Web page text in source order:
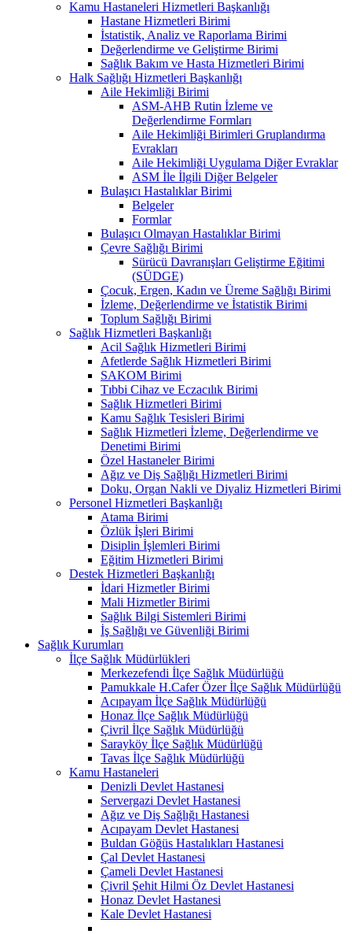
Kamu Hastaneleri Hizmetleri Başkanlığı
Hastane Hizmetleri Birimi
İstatistik, Analiz ve Raporlama Birimi
Değerlendirme ve Geliştirme Birimi
Sağlık Bakım ve Hasta Hizmetleri Birimi
Halk Sağlığı Hizmetleri Başkanlığı
Aile Hekimliği Birimi
ASM-AHB Rutin İzleme ve
Değerlendirme Formları
Aile Hekimliği Birimleri Gruplandırma
Evrakları
Aile Hekimliği Uygulama Diğer Evraklar
ASM İle İlgili Diğer Belgeler
Bulaşıcı Hastalıklar Birimi
Belgeler
Formlar
Bulaşıcı Olmayan Hastalıklar Birimi
Çevre Sağlığı Birimi
Sürücü Davranışları Geliştirme Eğitimi
(SÜDGE)
Çocuk, Ergen, Kadın ve Üreme Sağlığı Birimi
İzleme, Değerlendirme ve İstatistik Birimi
Toplum Sağlığı Birimi
Sağlık Hizmetleri Başkanlığı
Acil Sağlık Hizmetleri Birimi
Afetlerde Sağlık Hizmetleri Birimi
SAKOM Birimi
Tıbbi Cihaz ve Eczacılık Birimi
Sağlık Hizmetleri Birimi
Kamu Sağlık Tesisleri Birimi
Sağlık Hizmetleri İzleme, Değerlendirme ve
Denetimi Birimi
Özel Hastaneler Birimi
Ağız ve Diş Sağlığı Hizmetleri Birimi
Doku, Organ Nakli ve Diyaliz Hizmetleri Birimi
Personel Hizmetleri Başkanlığı
Atama Birimi
Özlük İşleri Birimi
Disiplin İşlemleri Birimi
Eğitim Hizmetleri Birimi
Destek Hizmetleri Başkanlığı
İdari Hizmetler Birimi
Mali Hizmetler Birimi
Sağlık Bilgi Sistemleri Birimi
İş Sağlığı ve Güvenliği Birimi
Sağlık Kurumları
İlçe Sağlık Müdürlükleri
Merkezefendi İlçe Sağlık Müdürlüğü
Pamukkale H.Cafer Özer İlçe Sağlık Müdürlüğü
Acıpayam İlçe Sağlık Müdürlüğü
Honaz İlçe Sağlık Müdürlüğü
Çivril İlçe Sağlık Müdürlüğü
Sarayköy İlçe Sağlık Müdürlüğü
Tavas İlçe Sağlık Müdürlüğü
Kamu Hastaneleri
Denizli Devlet Hastanesi
Servergazi Devlet Hastanesi
Ağız ve Diş Sağlığı Hastanesi
Acıpayam Devlet Hastanesi
Buldan Göğüs Hastalıkları Hastanesi
Çal Devlet Hastanesi
Çameli Devlet Hastanesi
Çivril Şehit Hilmi Öz Devlet Hastanesi
Honaz Devlet Hastanesi
Kale Devlet Hastanesi